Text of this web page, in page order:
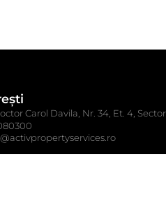
Carol Davila, Nr. 34, Et. 4,